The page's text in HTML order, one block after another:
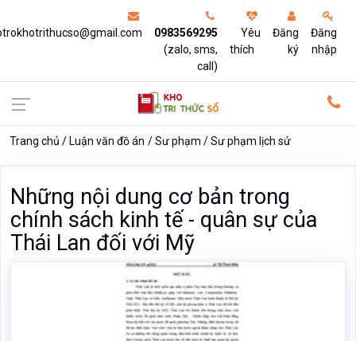
0983569295
(zalo, sms,
call)
Yêu
thích
Đăng
ký
Đăng
nhập
Trang chủ Luận văn đồ án Sư phạm Sư phạm lịch sử
Những nội dung cơ bản trong
chính sách kinh tế - quân sự của
Thái Lan đối với Mỹ